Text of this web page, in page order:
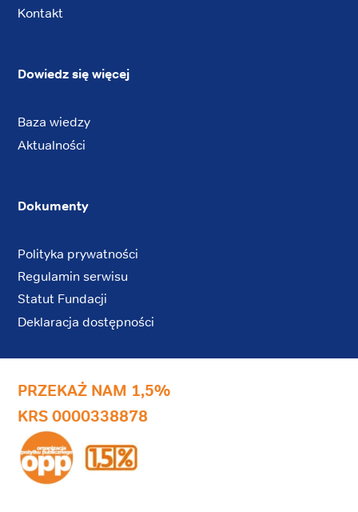
Kontakt
Dowiedz się więcej
Baza wiedzy
Aktualności
Dokumenty
Polityka prywatności
Regulamin serwisu
Statut Fundacji
Deklaracja dostępności
PRZEKAŻ NAM 1,5%
KRS 0000338878